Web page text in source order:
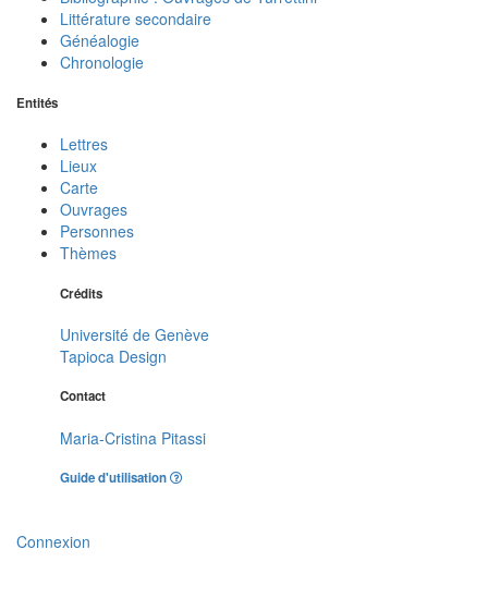
Littérature secondaire
Généalogie
Chronologie
Entités
Lettres
Lieux
Carte
Ouvrages
Personnes
Thèmes
Crédits
Université de Genève
Tapioca Design
Contact
Maria-Cristina Pitassi
Guide d'utilisation
Connexion